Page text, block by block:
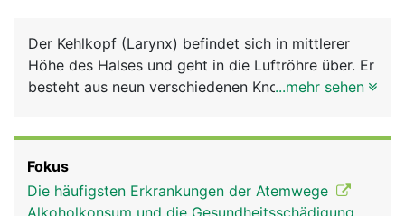
News
Rubriken
Der Kehlkopf (Larynx) befindet sich in mittlerer
Höhe des Halses und geht in die Luftröhre über. Er
besteht aus neun verschiedenen Knorpelstücken,
Kehldeckel (Epiglottis), der den Kehlkopf beim
Schlucken verschliesst und dadurch verhindert,
...mehr sehen
Fokus
Die häufigsten Erkrankungen der Atemwege
Alkoholkonsum und die Gesundheitsschädigung